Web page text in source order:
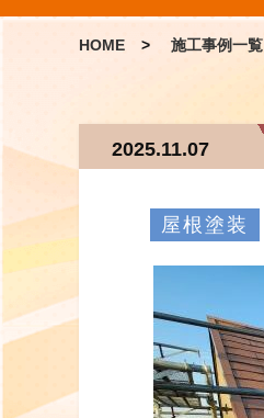
HOME 施工事例一覧
2025.11.07
屋根塗装